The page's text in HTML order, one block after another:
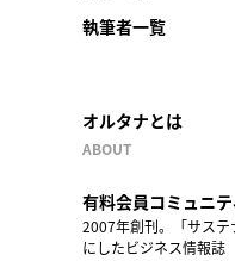
執筆者一覧
オルタナとは
ABOUT
有料会員コミュニテ
2007年創刊。「サステ
にしたビジネス情報誌